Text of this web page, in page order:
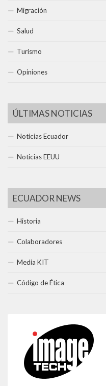
Migración
Salud
Turismo
Opiniones
ÚLTIMAS NOTICIAS
Noticias Ecuador
Noticias EEUU
ECUADOR NEWS
Historia
Colaboradores
Media KIT
Código de Ética